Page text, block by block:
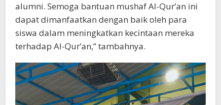
alumni. Semoga bantuan mushaf Al-Qur’an ini
dapat dimanfaatkan dengan baik oleh para
siswa dalam meningkatkan kecintaan mereka
terhadap Al-Qur’an,” tambahnya.